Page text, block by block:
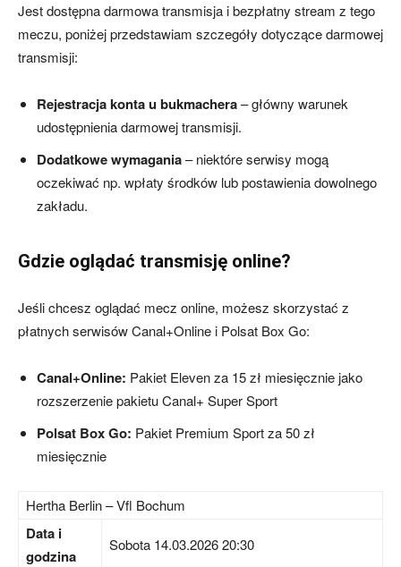
Jest dostępna darmowa transmisja i bezpłatny stream z tego
meczu, poniżej przedstawiam szczegóły dotyczące darmowej
transmisji:
Rejestracja konta u bukmachera– główny warunek
udostępnienia darmowej transmisji.
Dodatkowe wymagania– niektóre serwisy mogą
oczekiwać np. wpłaty środków lub postawienia dowolnego
zakładu.
Gdzie oglądać transmisję online?
Jeśli chcesz oglądać mecz online, możesz skorzystać z
płatnych serwisów Canal+Online i Polsat Box Go:
Canal+Online: Pakiet Eleven za 15 zł miesięcznie jako
rozszerzenie pakietu Canal+ Super Sport
Polsat Box Go: Pakiet Premium Sport za 50 zł
miesięcznie
Hertha Berlin – Vfl Bochum
Data i
godzina
Sobota 14.03.2026 20:30